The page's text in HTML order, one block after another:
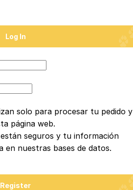
Log In
solo para procesar tu pedido y
página web.
seguros y tu información
en nuestras bases de datos.
Register